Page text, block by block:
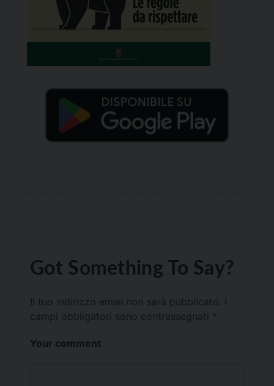
Got Something To Say?
Il tuo indirizzo email non sarà pubblicato.
campi obbligatori sono contrassegnati *
Your comment